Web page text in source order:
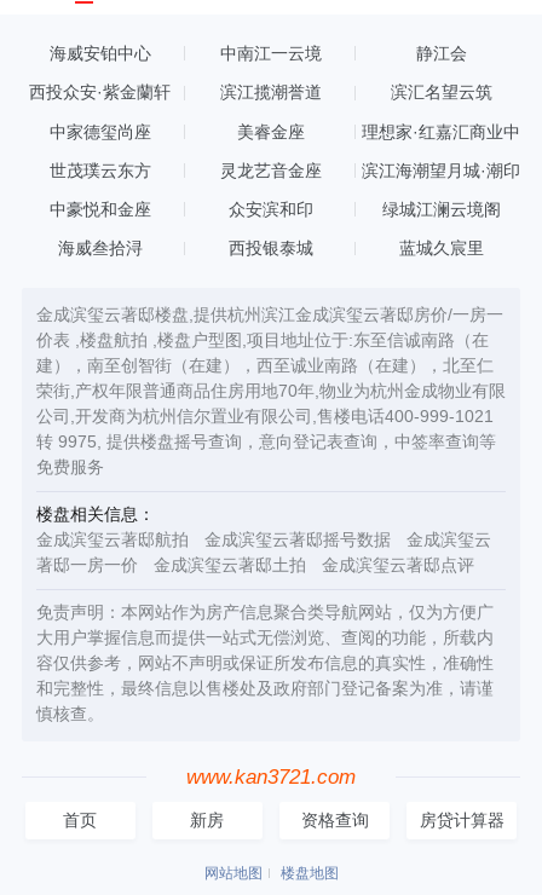
海威安铂中心 中南江一云境 静江会
西投众安·紫金蘭轩 滨江揽潮誉道 滨汇名望云筑
中家德玺尚座 美睿金座
理想家·红嘉汇商业中
世茂璞云东方 灵龙艺音金座 滨江海潮望月城·潮印
中豪悦和金座 众安滨和印 绿城江澜云境阁
海威叁拾浔 西投银泰城 蓝城久宸里
金成滨玺云著邸楼盘,提供杭州滨江金成滨玺云著邸房价/一房一
价表 ,楼盘航拍 ,楼盘户型图,项目地址位于:东至信诚南路（在
建），南至创智街（在建），西至诚业南路（在建），北至仁
荣街,产权年限普通商品住房用地70年,物业为杭州金成物业有限
公司,开发商为杭州信尔置业有限公司,售楼电话400-999-1021
转 9975, 提供楼盘摇号查询，意向登记表查询，中签率查询等
免费服务
楼盘相关信息：
金成滨玺云著邸航拍
金成滨玺云著邸摇号数据
金成滨玺云
著邸一房一价
金成滨玺云著邸土拍 金成滨玺云著邸点评
免责声明：本网站作为房产信息聚合类导航网站，仅为方便广
大用户掌握信息而提供一站式无偿浏览、查阅的功能，所载内
容仅供参考，网站不声明或保证所发布信息的真实性，准确性
和完整性，最终信息以售楼处及政府部门登记备案为准，请谨
慎核查。
www.kan3721.com
首页 新房 资格查询 房贷计算器
网站地图 楼盘地图